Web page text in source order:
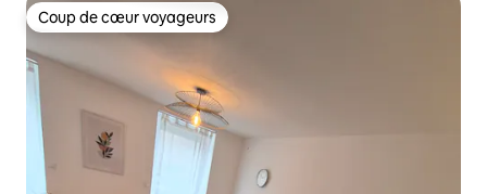
Coup de cœur voyageurs
Coup de cœur voyageurs